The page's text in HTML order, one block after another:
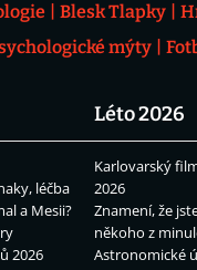
Blesk Tlapky
mýty
léčba
a Mesii?
2026
Léto 2026
Karlovarský
2026
Znamení, že
někoho z
Astronomické